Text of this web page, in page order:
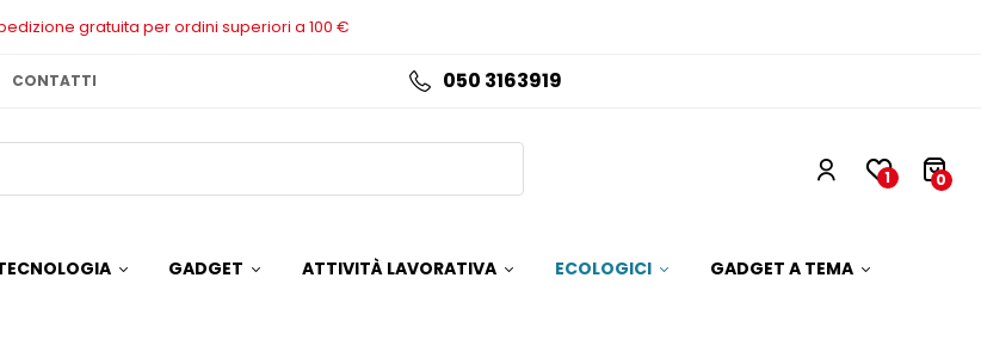
gratuita per ordini superiori a 100 €
CONTATTI 050 3163919
1 0
GADGET ATTIVITÀ LAVORATIVA ECOLOGICI GADGET A TEMA